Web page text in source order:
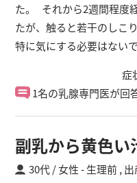
た。 それから2週間程度
たが、触ると若干のしこ
特に気にする必要はない
症
1名の乳腺専門医が回
副乳から黄色い
30代 / 女性 生理前 , 出